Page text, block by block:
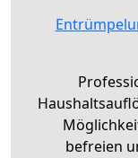
befreien